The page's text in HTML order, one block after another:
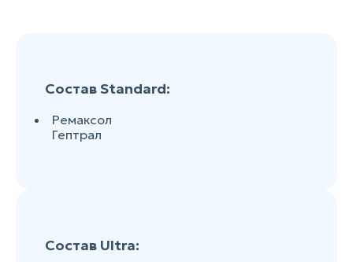
Состав Standard:
Ремаксол
Гептрал
Состав Ultra: